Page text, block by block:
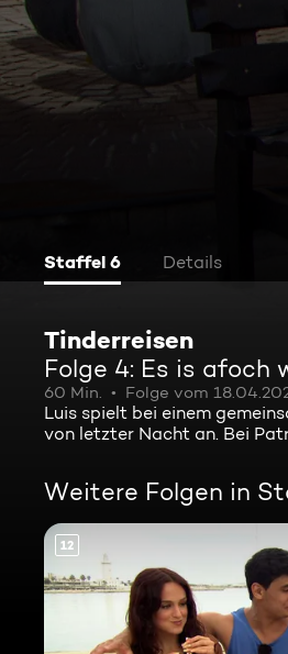
Staffel 6 Details
Tinderreisen
Folge 4: Es is afoch
60 Min. Folge vom
Luis spielt bei einem
von letzter Nacht an. Bei
Weitere Folgen in
12